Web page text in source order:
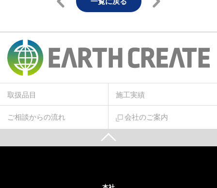
取扱品目 施工実績
ご相談からの流れ 会社のご案内